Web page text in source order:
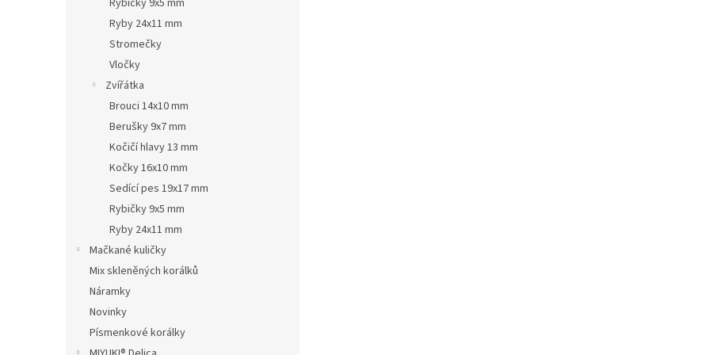
Rybičky 9x5 mm
Ryby 24x11 mm
Stromečky
Vločky
Zvířátka
Brouci 14x10 mm
Berušky 9x7 mm
Kočičí hlavy 13 mm
Kočky 16x10 mm
Sedící pes 19x17 mm
Rybičky 9x5 mm
Ryby 24x11 mm
Mačkané kuličky
Mix skleněných korálků
Náramky
Novinky
Písmenkové korálky